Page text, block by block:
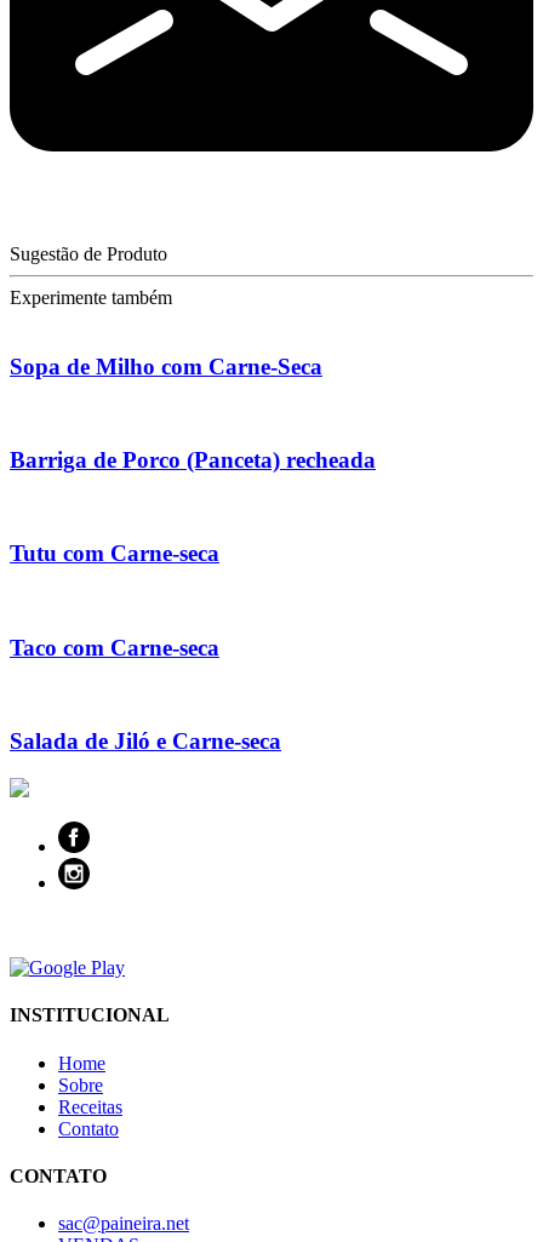
Sugestão de Produto
Experimente também
Sopa de Milho com Carne-Seca
Barriga de Porco (Panceta) recheada
Tutu com Carne-seca
Taco com Carne-seca
Salada de Jiló e Carne-seca
INSTITUCIONAL
Home
Sobre
Receitas
Contato
CONTATO
sac@paineira.net